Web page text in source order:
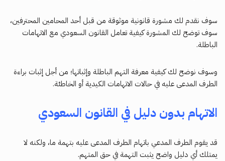
سوف نقدم لك مشورة قانونية موثوقة من قبل أحد المحامين المحترفين،
سوف توضح لك المشورة كيفية تعامل القانون السعودي مع الاتهامات
الباطلة.
وسوف نوضح لك كيفية معرفة التهم الباطلة وإثباتها؛ من أجل إثبات براءة
الطرف المدعى عليه في حالات الاتهامات الكيدية أو الخاطئة.
الاتهام بدون دليل في القانون السعودي
قد يقوم الطرف المدعي باتهام الطرف المدعى عليه بتهمة ما، ولكنه لا
يمتلك أي دليل واضح يثبت التهمة في حق المتهم.